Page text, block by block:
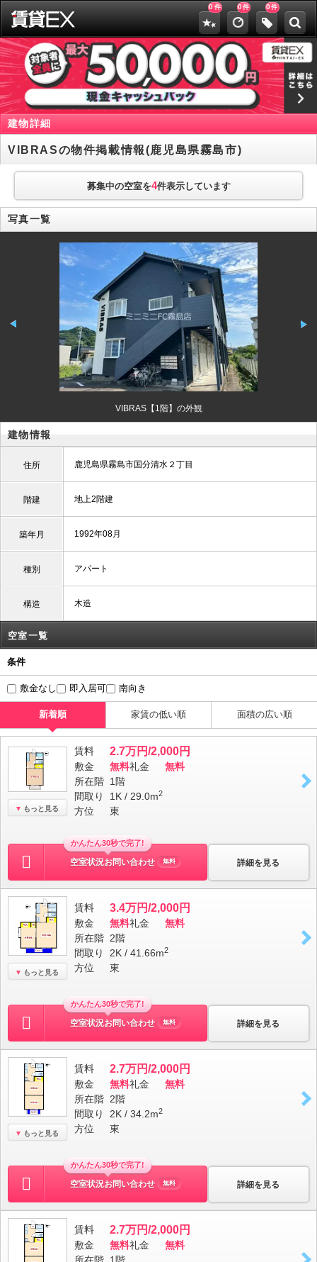
0 件 0件 0件
建物詳細
VIBRASの物件掲載情報(鹿児島県霧島市)
募集中の空室を4件表示しています
写真一覧
VIBRAS【1階】の外観
建物情報
住所 鹿児島県霧島市国分清水２丁目
階建 地上2階建
築年月 1992年08月
種別 アパート
構造 木造
空室一覧
条件
敷金なし 即入居可 南向き
新着順 家賃の低い順 面積の広い順
もっと見る
賃料 2.7万円/2,000円
敷金 無料礼金
無料
所在階 1階
間取り
1K / 29.0m2
方位 東
詳細を見る
かんたん30秒で完了!
空室状況お問い合わせ 無料
もっと見る
賃料 3.4万円/2,000円
敷金 無料礼金
無料
所在階 2階
間取り
2K / 41.66m2
方位 東
詳細を見る
かんたん30秒で完了!
空室状況お問い合わせ 無料
もっと見る
賃料 2.7万円/2,000円
敷金 無料礼金
無料
所在階 2階
間取り
2K / 34.2m2
方位 東
詳細を見る
かんたん30秒で完了!
空室状況お問い合わせ 無料
賃料 2.7万円/2,000円
敷金 無料礼金
無料